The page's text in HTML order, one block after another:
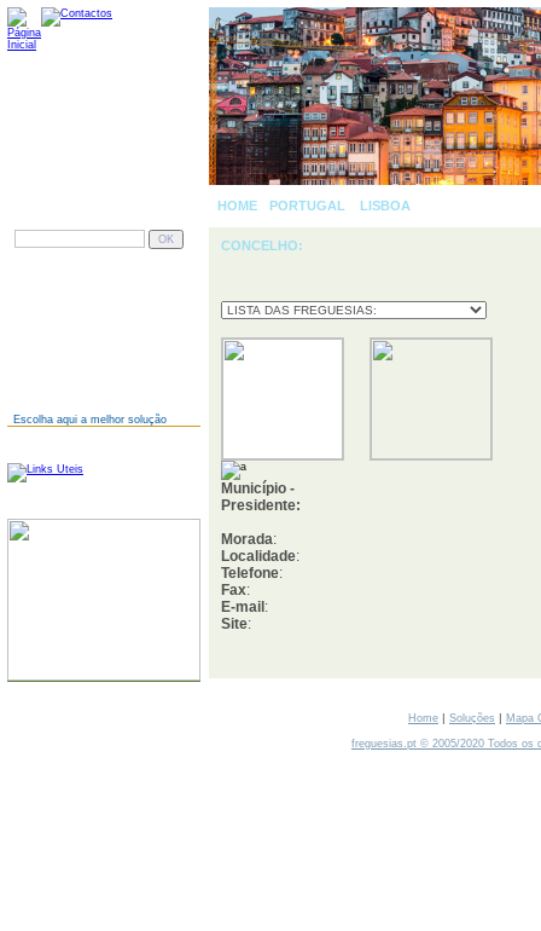
Escolha aqui a melhor solução
HOME PORTUGAL LISBOA
CONCELHO:
Município -
Presidente:
Morada:
Localidade:
Telefone:
Fax:
E-mail :
Site:
Home | Soluções | Mapa
freguesias.pt © 2005/2020 Todos os